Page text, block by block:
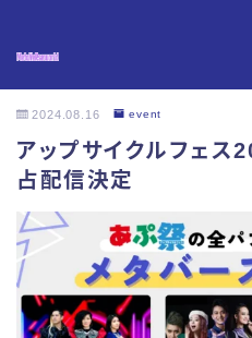
2024.08.16 event
アップサイクルフェス
占配信決定